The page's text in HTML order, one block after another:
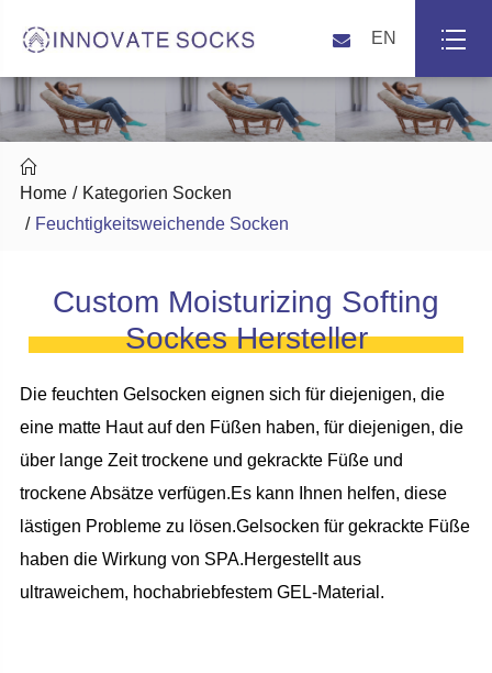
EN

Home
Kategorien Socken
Feuchtigkeitsweichende Socken
Custom Moisturizing Softing
Sockes Hersteller
Die feuchten Gelsocken eignen sich für diejenigen, die
eine matte Haut auf den Füßen haben, für diejenigen, die
über lange Zeit trockene und gekrackte Füße und
trockene Absätze verfügen.Es kann Ihnen helfen, diese
lästigen Probleme zu lösen.Gelsocken für gekrackte Füße
haben die Wirkung von SPA.Hergestellt aus
ultraweichem, hochabriebfestem GEL-Material.